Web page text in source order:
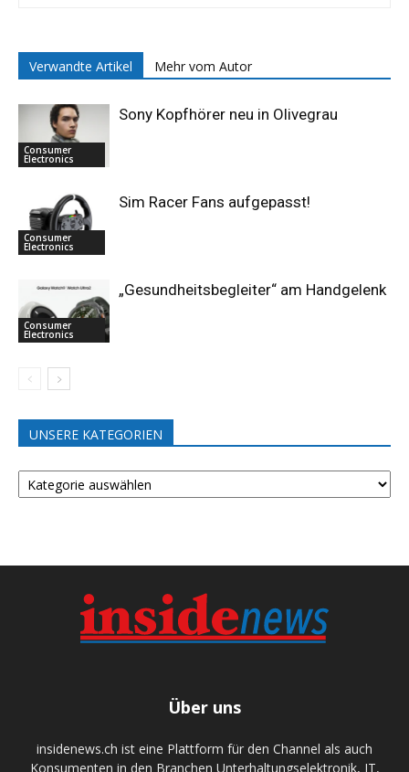
Verwandte Artikel Mehr vom Autor
Consumer
Electronics
Sony Kopfhörer neu in Olivegrau
Consumer
Electronics
Sim Racer Fans aufgepasst!
Consumer
Electronics
„Gesundheitsbegleiter“ am Handgelenk
UNSERE KATEGORIEN
UNSERE
KATEGORIEN
Über uns
insidenews.ch ist eine Plattform für den Channel als auch
Konsumenten in den Branchen Unterhaltungselektronik, IT,